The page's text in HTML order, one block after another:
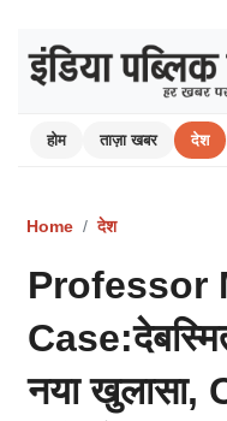
होम ताज़ा खबर देश
Home देश
Professor
नया